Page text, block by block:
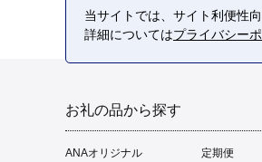
お礼の品から探す
ANAオリジナル 定期便
当サイトでは、サイト利便性
詳細についてはプライバシー